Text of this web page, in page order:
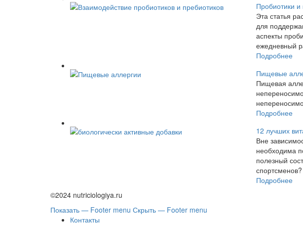
Пробиотики
Эта статья
для
аспекты
ежедневный
Подробнее
Пищевые
Пищевая
Подробнее
12 лучших
Вне
необходима
полезный
спортсменов?
Подробнее
©2024 nutriciologiya.ru
Показать — Footer menu Скрыть — Footer menu
Контакты